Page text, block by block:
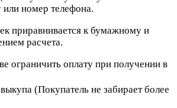
номер телефона.
приравнивается к бумажному и
расчета.
ограничить оплату при получении в
(Покупатель не забирает более